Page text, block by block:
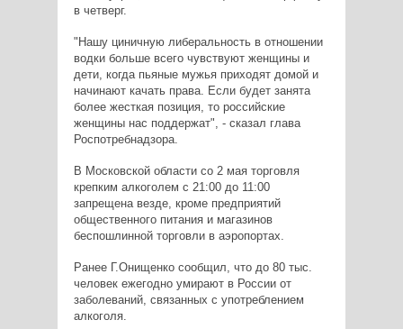
в четверг.
"Нашу циничную либеральность в отношении
водки больше всего чувствуют женщины и
дети, когда пьяные мужья приходят домой и
начинают качать права. Если будет занята
более жесткая позиция, то российские
женщины нас поддержат", - сказал глава
Роспотребнадзора.
В Московской области со 2 мая торговля
крепким алкоголем с 21:00 до 11:00
запрещена везде, кроме предприятий
общественного питания и магазинов
беспошлинной торговли в аэропортах.
Ранее Г.Онищенко сообщил, что до 80 тыс.
человек ежегодно умирают в России от
заболеваний, связанных с употреблением
алкоголя.